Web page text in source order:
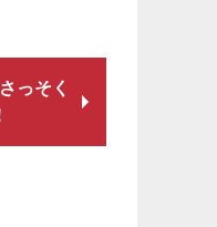
っそく